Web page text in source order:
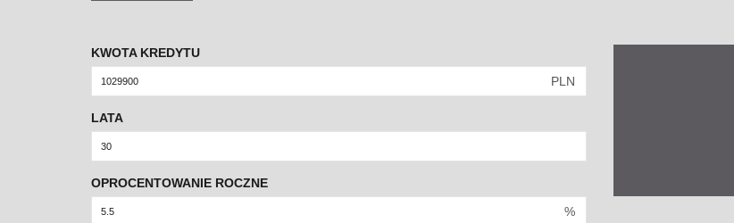
KWOTA KREDYTU
PLN
LATA
OPROCENTOWANIE ROCZNE
%